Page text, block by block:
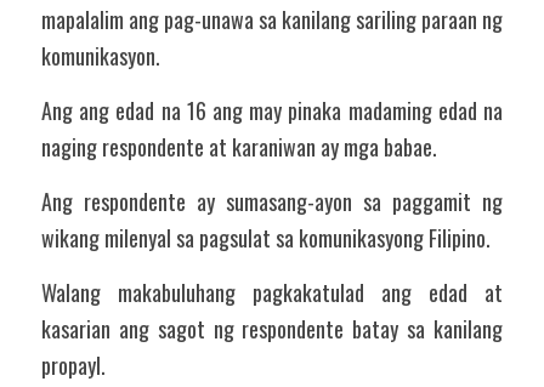
mapalalim ang pag-unawa sa kanilang sariling paraan ng
komunikasyon.
Ang ang edad na 16 ang may pinaka madaming edad na
naging respondente at karaniwan ay mga babae.
Ang respondente ay sumasang-ayon sa paggamit ng
wikang milenyal sa pagsulat sa komunikasyong Filipino.
Walang makabuluhang pagkakatulad ang edad at
kasarian ang sagot ng respondente batay sa kanilang
propayl.